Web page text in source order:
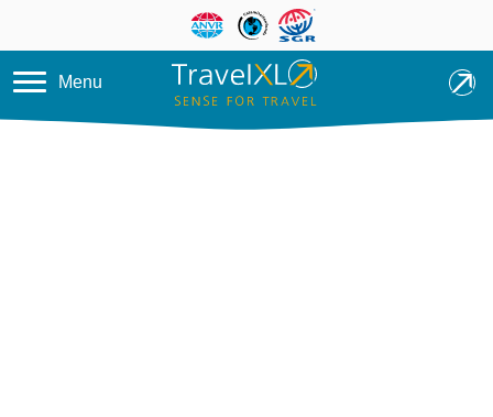
Overslaan en naar de inhoud
Menu